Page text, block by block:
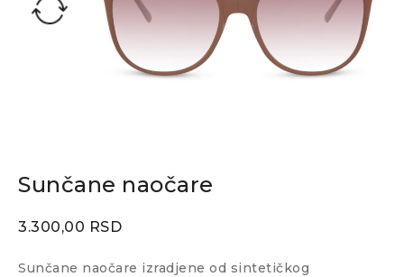
Sunčane naočare
3.300,00 RSD
Sunčane naočare izradjene od sintetičkog